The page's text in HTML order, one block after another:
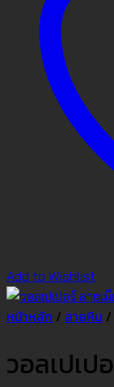
Add to Wishlist
หน้าหลัก / ลายหิน /
วอลเปเป